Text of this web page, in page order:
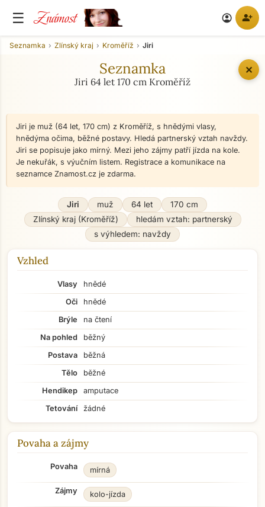
☰ Známost account_circle person_add
✕
Seznamka Zlínský kraj Kroměříž Jiri
Seznamka
Jiri 64 let 170 cm Kroměříž
Jiri je muž (64 let, 170 cm) z Kroměříž, s hnědými vlasy,
hnědýma očima, běžné postavy. Hledá partnerský vztah navždy.
Jiri se popisuje jako mírný. Mezi jeho zájmy patří jízda na kole.
Je nekuřák, s výučním listem. Registrace a komunikace na
seznamce Znamost.cz je zdarma.
Jiri muž 64 let
170 cm
Zlínský kraj (Kroměříž)
hledám vztah: partnerský
s výhledem: navždy
Vzhled
Vlasy
hnědé
Oči
hnědé
Brýle
na čtení
Na pohled
běžný
Postava
běžná
Tělo
běžné
Hendikep
amputace
Tetování
žádné
Povaha a zájmy
Povaha mírná
Zájmy kolo-jízda